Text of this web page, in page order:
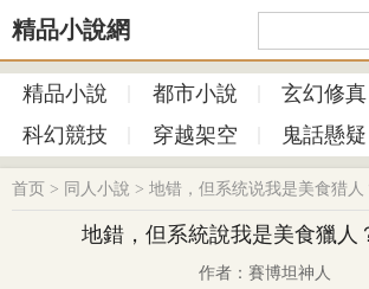
精品小說網
精品小說 都市小說 玄幻修真
科幻競技
穿越架空 鬼話懸疑
首页 > 同人小說 > 地错，但系统说我是美食猎人
地錯，但系統說我是美食獵人
作者：賽博坦神人